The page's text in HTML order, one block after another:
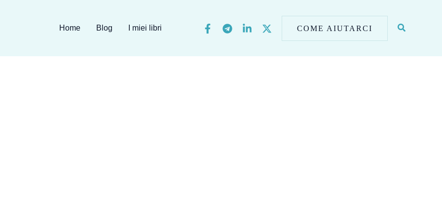
Home Blog I miei libri COME AIUTARCI